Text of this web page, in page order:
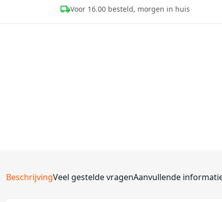
Voor 16.00 besteld, morgen in huis
BeschrijvingVeel gestelde vragenAanvullende